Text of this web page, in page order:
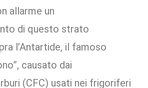
allarme un
di questo strato
l’Antartide, il famoso
causato dai
(CFC) usati nei frigoriferi